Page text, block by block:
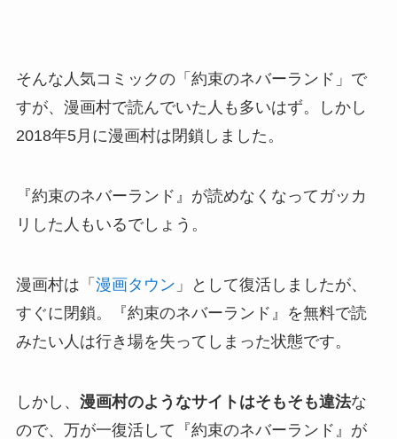
そんな人気コミックの「約束のネバーランド」で
すが、漫画村で読んでいた人も多いはず。しかし
2018年5月に漫画村は閉鎖しました。
『約束のネバーランド』が読めなくなってガッカ
リした人もいるでしょう。
漫画村は「 漫画タウン 」として復活しましたが、
すぐに閉鎖。『約束のネバーランド』を無料で読
みたい人は行き場を失ってしまった状態です。
しかし、 漫画村のようなサイトはそもそも違法な
ので、万が一復活して『約束のネバーランド』が